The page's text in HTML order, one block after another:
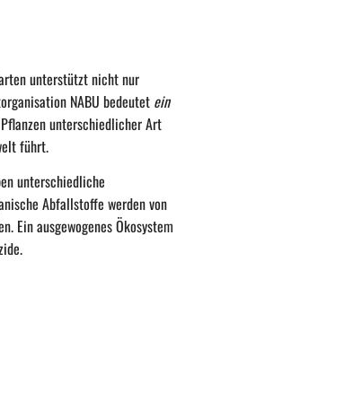
unterstützt nicht nur
NABU bedeutet ein
unterschiedlicher Art
führt.
unterschiedliche
Abfallstoffe werden von
Ein ausgewogenes Ökosystem